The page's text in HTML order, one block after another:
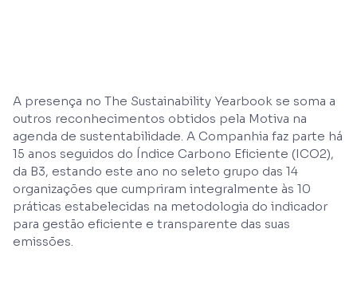
A presença no The Sustainability Yearbook se soma a
outros reconhecimentos obtidos pela Motiva na
agenda de sustentabilidade. A Companhia faz parte há
15 anos seguidos do Índice Carbono Eficiente (ICO2),
da B3, estando este ano no seleto grupo das 14
organizações que cumpriram integralmente às 10
práticas estabelecidas na metodologia do indicador
para gestão eficiente e transparente das suas
emissões.